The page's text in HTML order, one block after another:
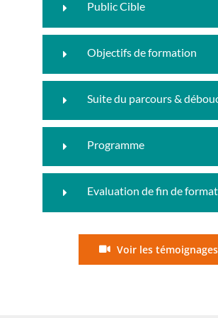
Public Cible
Objectifs de formation
Suite du parcours &
Programme
Evaluation de fin de
Voir les témoignages